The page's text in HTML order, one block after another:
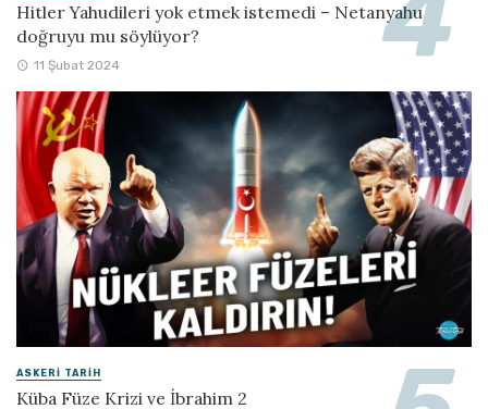
Hitler Yahudileri yok etmek istemedi – Netanyahu
doğruyu mu söylüyor?
11 Şubat 2024
ASKERI TARIH
Küba Füze Krizi ve İbrahim 2